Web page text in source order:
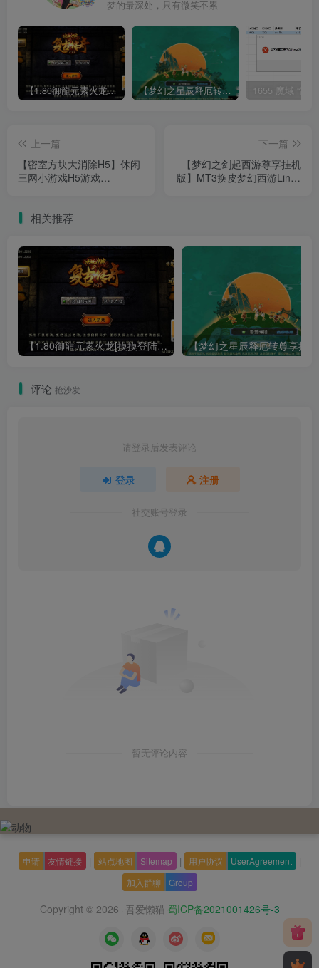
梦的最深处，只有微笑不累
【1.80御龍元素火龙[摸摸登陆器]】战神引擎WIN服务端+GM工具+充值后台+双端+架设教程 【梦幻之星辰释厄转尊享挂机版】MT3换皮梦幻西游Linux服务端+GM后台+双端+源码+架设教程
上一篇
【密室方块大消除H5】休闲
三网小游戏H5游戏
下一篇
【梦幻之剑起西游尊享挂机
版】MT3换皮梦幻西游Linux
相关推荐
【1.80御龍元素火龙[摸摸登陆器]】战神引擎WIN服务端+GM工具+充值后台+双端+架设教程
评论 抢沙发
请登录后发表评论
登录 注册
社交账号登录
暂无评论内容
申请 友情链接 | 站点地图 Sitemap | 用户协议 UserAgreement |
加入群聊 Group
Copyright © 2026 · 吾爱懒猫 蜀ICP备2021001426号-3